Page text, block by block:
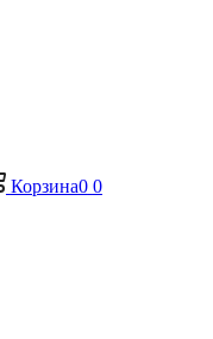
Корзина0 0